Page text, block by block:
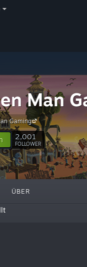
Man
Gaming
2,001
FOLLOWER
ÜBER